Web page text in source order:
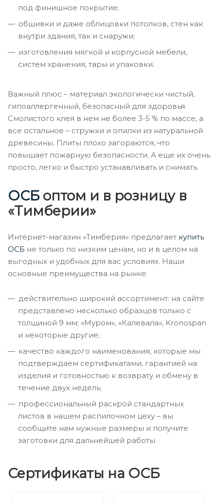
под финишное покрытие;
обшивки и даже облицовки потолков, стен как
внутри здания, так и снаружи;
изготовления мягкой и корпусной мебели,
систем хранения, тары и упаковки.
Важный плюс – материал экологически чистый,
гипоаллергенный, безопасный для здоровья.
Смолистого клея в нем не более 3-5 % по массе, а
все остальное – стружки и опилки из натуральной
древесины. Плиты плохо загораются, что
повышает пожарную безопасности. А еще их очень
просто, легко и быстро устанавливать и снимать.
ОСБоптом и в розницу в
«Тимберии»
Интернет-магазин «Тимберия» предлагает купить
ОСБ не только по низким ценам, но и в целом на
выгодных и удобных для вас условиях. Наши
основные преимущества на рынке:
действительно широкий ассортимент: на сайте
представлено несколько образцов только с
толщиной 9 мм: «Муром», «Калевала», Kronospan
и некоторые другие;
качество каждого наименования, которые мы
подтверждаем сертификатами, гарантией на
изделия и готовностью к возврату и обмену в
течение двух недель;
профессиональный раскрой стандартных
листов в нашем распилочном цеху – вы
сообщите нам нужные размеры и получите
заготовки для дальнейшей работы.
Сертификаты на ОСБ